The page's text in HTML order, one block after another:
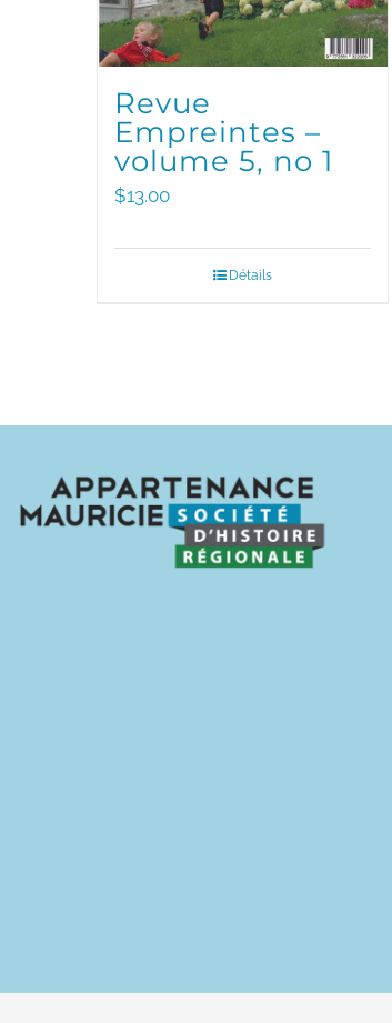
Revue
Empreintes –
volume 5, no 1
$13.00
Détails